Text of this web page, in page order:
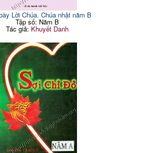
Lời Chúa. Chúa nhật năm B
Tập số: Năm B
Tác giả: Khuyết Danh